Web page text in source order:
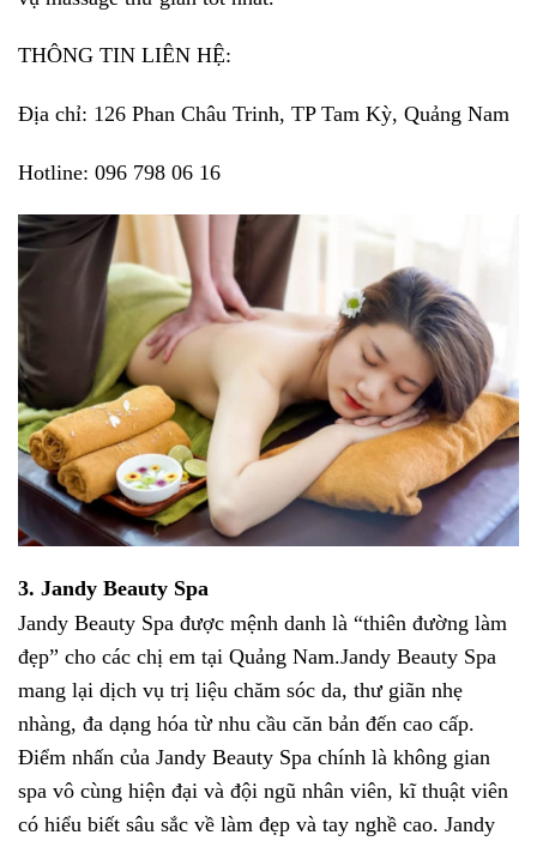
THÔNG TIN LIÊN HỆ:
Địa chỉ: 126 Phan Châu Trinh, TP Tam Kỳ, Quảng Nam
Hotline: 096 798 06 16
3. Jandy Beauty Spa
Jandy Beauty Spa được mệnh danh là “thiên đường làm
đẹp” cho các chị em tại Quảng Nam.Jandy Beauty Spa
mang lại dịch vụ trị liệu chăm sóc da, thư giãn nhẹ
nhàng, đa dạng hóa từ nhu cầu căn bản đến cao cấp.
Điểm nhấn của Jandy Beauty Spa chính là không gian
spa vô cùng hiện đại và đội ngũ nhân viên, kĩ thuật viên
có hiểu biết sâu sắc về làm đẹp và tay nghề cao. Jandy